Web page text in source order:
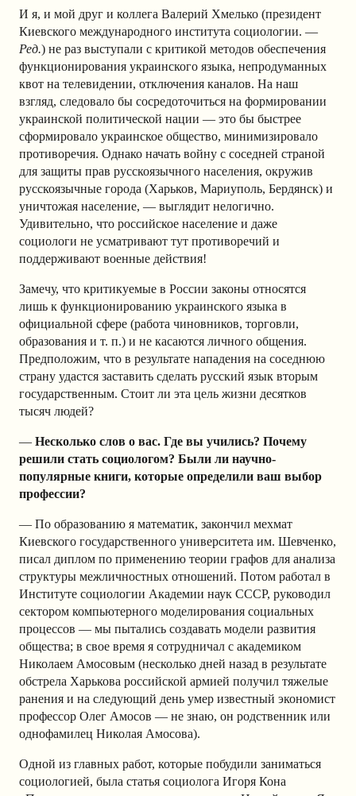
И я, и мой друг и коллега Валерий Хмелько (президент
Киевского международного института социологии. —
Ред.) не раз выступали с критикой методов обеспечения
функционирования украинского языка, непродуманных
квот на телевидении, отключения каналов. На наш
взгляд, следовало бы сосредоточиться на формировании
украинской политической нации — это бы быстрее
сформировало украинское общество, минимизировало
противоречия. Однако начать войну с соседней страной
для защиты прав русскоязычного населения, окружив
русскоязычные города (Харьков, Мариуполь, Бердянск) и
уничтожая население, — выглядит нелогично.
Удивительно, что российское население и даже
социологи не усматривают тут противоречий и
поддерживают военные действия!
Замечу, что критикуемые в России законы относятся
лишь к функционированию украинского языка в
официальной сфере (работа чиновников, торговли,
образования и т. п.) и не касаются личного общения.
Предположим, что в результате нападения на соседнюю
страну удастся заставить сделать русский язык вторым
государственным. Стоит ли эта цель жизни десятков
тысяч людей?
— Несколько слов о вас. Где вы учились? Почему
решили стать социологом? Были ли научно-
популярные книги, которые определили ваш выбор
профессии?
— По образованию я математик, закончил мехмат
Киевского государственного университета им. Шевченко,
писал диплом по применению теории графов для анализа
структуры межличностных отношений. Потом работал в
Институте социологии Академии наук СССР, руководил
сектором компьютерного моделирования социальных
процессов — мы пытались создавать модели развития
общества; в свое время я сотрудничал с академиком
Николаем Амосовым (несколько дней назад в результате
обстрела Харькова российской армией получил тяжелые
ранения и на следующий день умер известный экономист
профессор Олег Амосов — не знаю, он родственник или
однофамилец Николая Амосова).
Одной из главных работ, которые побудили заниматься
социологией, была статья социолога Игоря Кона